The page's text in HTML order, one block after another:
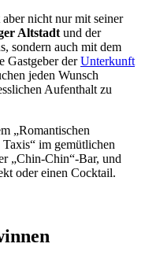
nicht nur mit seiner
Altstadtund der
sondern auch mit dem
Gastgeber derUnterkunft
jeden Wunsch
Aufenthalt zu
„Romantischen
im gemütlichen
„Chin-Chin“-Bar, und
oder einen Cocktail.